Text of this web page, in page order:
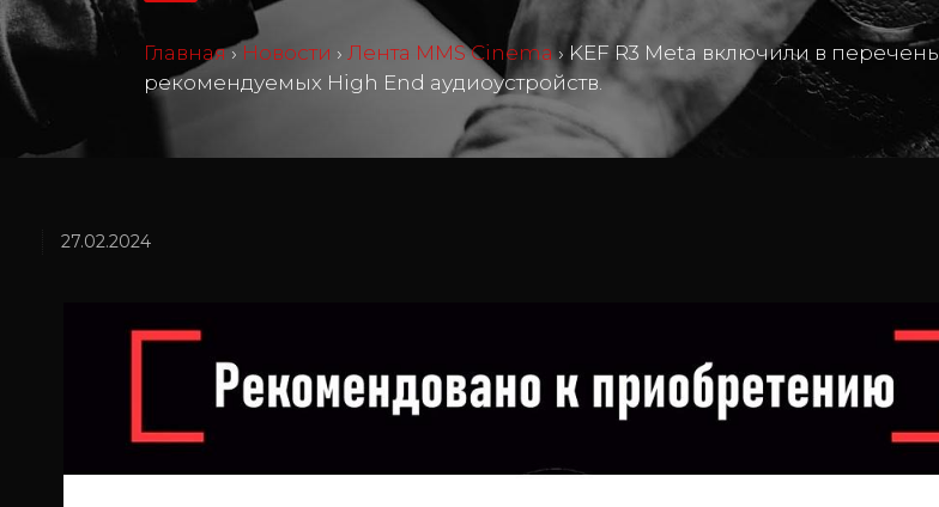
Главная › Новости › Лента MMS Cinema › KEF R3 Meta включили в перечень
рекомендуемых High End аудиоустройств.
27.02.2024